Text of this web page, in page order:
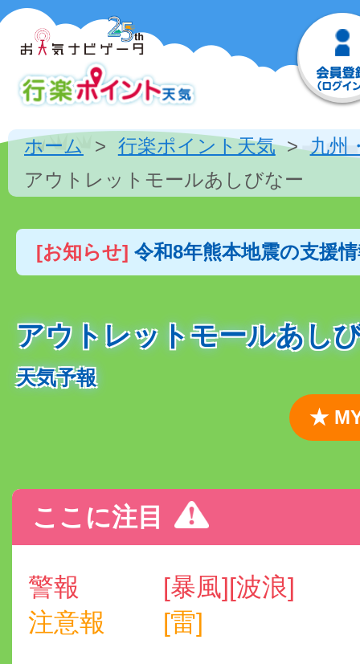
ホーム 行楽ポイント天気
九州
アウトレットモールあしびなー
[お知らせ] 令和8年熊本地震の支援
アウトレットモールあし
天気予報
★
ここに注目
警報
[暴風][波浪]
注意報
[雷]